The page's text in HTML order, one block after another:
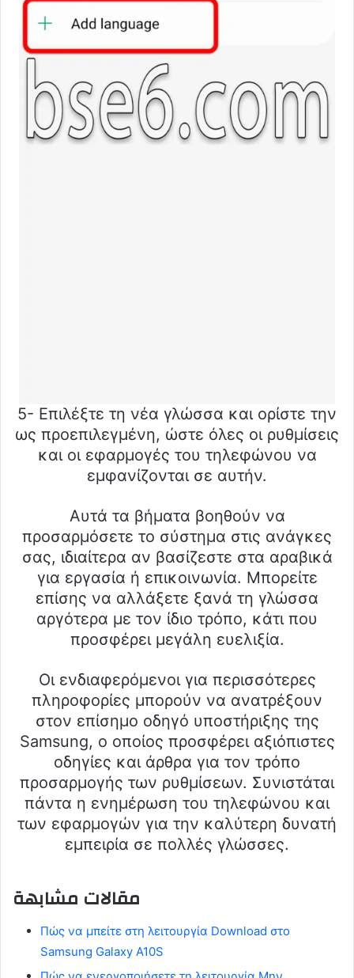
5- Επιλέξτε τη νέα γλώσσα και ορίστε την
ως προεπιλεγμένη, ώστε όλες οι ρυθμίσεις
και οι εφαρμογές του τηλεφώνου να
εμφανίζονται σε αυτήν.
Αυτά τα βήματα βοηθούν να
προσαρμόσετε το σύστημα στις ανάγκες
σας, ιδιαίτερα αν βασίζεστε στα αραβικά
για εργασία ή επικοινωνία. Μπορείτε
επίσης να αλλάξετε ξανά τη γλώσσα
αργότερα με τον ίδιο τρόπο, κάτι που
προσφέρει μεγάλη ευελιξία.
Οι ενδιαφερόμενοι για περισσότερες
πληροφορίες μπορούν να ανατρέξουν
στον επίσημο οδηγό υποστήριξης της
Samsung, ο οποίος προσφέρει αξιόπιστες
οδηγίες και άρθρα για τον τρόπο
προσαρμογής των ρυθμίσεων. Συνιστάται
πάντα η ενημέρωση του τηλεφώνου και
των εφαρμογών για την καλύτερη δυνατή
εμπειρία σε πολλές γλώσσες.
مقالات مشابهة
Πώς να μπείτε στη λειτουργία Download στο
Samsung Galaxy A10S